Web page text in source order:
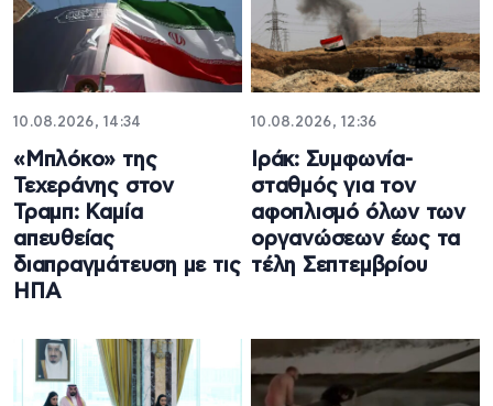
10.08.2026, 14:34
«Μπλόκο» της
Τεχεράνης στον
Τραμπ: Καμία
απευθείας
διαπραγμάτευση με τις
ΗΠΑ
10.08.2026, 12:36
Ιράκ: Συμφωνία-
σταθμός για τον
αφοπλισμό όλων των
οργανώσεων έως τα
τέλη Σεπτεμβρίου